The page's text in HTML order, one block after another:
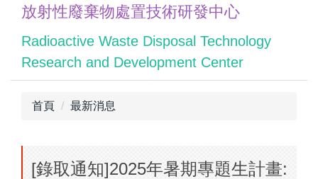
內
放射性廢棄物處置技術研發中心
Radioactive Waste Disposal Technology
Research and Development Center
首頁 最新消息
[錄取通知]2025年暑期專題生計畫: